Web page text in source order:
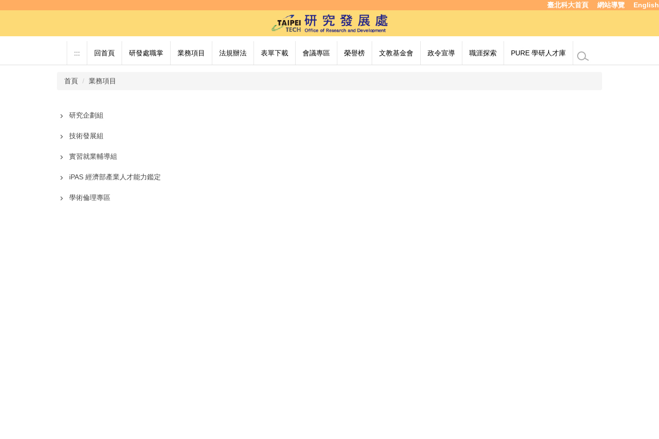
要
臺北科大首頁 網站導覽 English
::: 回首頁 研發處職掌 業務項目 法規辦法 表單下載 會議專區 榮譽榜 文教基金會 政令宣導 職涯探索 PURE 學研人才庫
首頁 業務項目
研究企劃組
技術發展組
實習就業輔導組
iPAS 經濟部產業人才能力鑑定
學術倫理專區